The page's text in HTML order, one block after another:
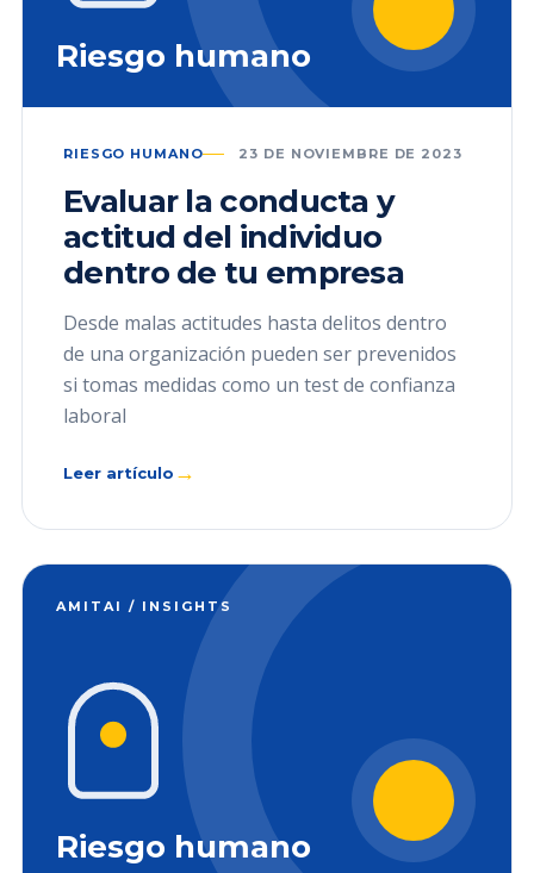
Riesgo humano
RIESGO HUMANO 23 DE NOVIEMBRE DE 2023
Evaluar la conducta y
actitud del individuo
dentro de tu empresa
Desde malas actitudes hasta delitos dentro
de una organización pueden ser prevenidos
si tomas medidas como un test de confianza
laboral
Leer artículo →
AMITAI / INSIGHTS
Riesgo humano